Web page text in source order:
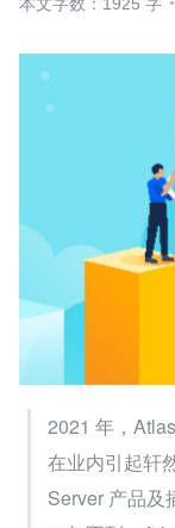
2021 年，
在业内引起轩
Server 产品及